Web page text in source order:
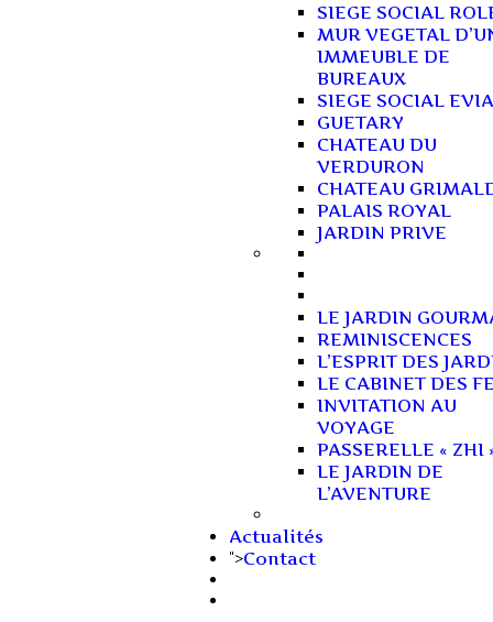
SIEGE SOCIAL
MUR VEGETAL
IMMEUBLE DE
BUREAUX
SIEGE SOCIAL
GUETARY
CHATEAU DU
VERDURON
CHATEAU
PALAIS ROYAL
JARDIN PRIVE
LE JARDIN
REMINISCENCES
L’ESPRIT DES
LE CABINET DES
INVITATION AU
VOYAGE
PASSERELLE « ZHI
LE JARDIN DE
L’AVENTURE
Actualités
">Contact